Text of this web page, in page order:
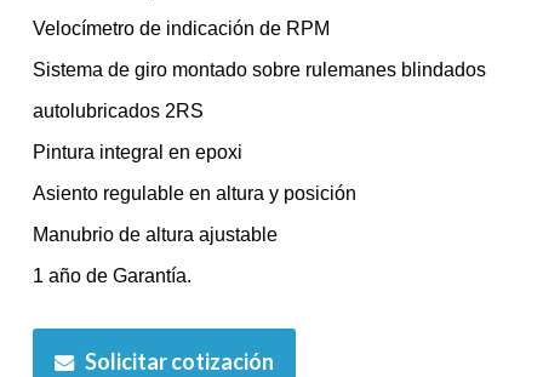
Velocímetro de indicación de RPM
Sistema de giro montado sobre rulemanes blindados
autolubricados 2RS
Pintura integral en epoxi
Asiento regulable en altura y posición
Manubrio de altura ajustable
1 año de Garantía.
Solicitar cotización